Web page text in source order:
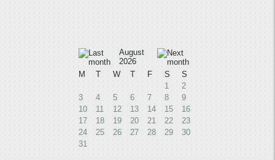
August
2026
M
T W T F S
S
1
2
3
4 5 6 7 8
9
10
11 12 13 14 15
16
17
18 19 20 21 22
23
24
25 26 27 28 29
30
31